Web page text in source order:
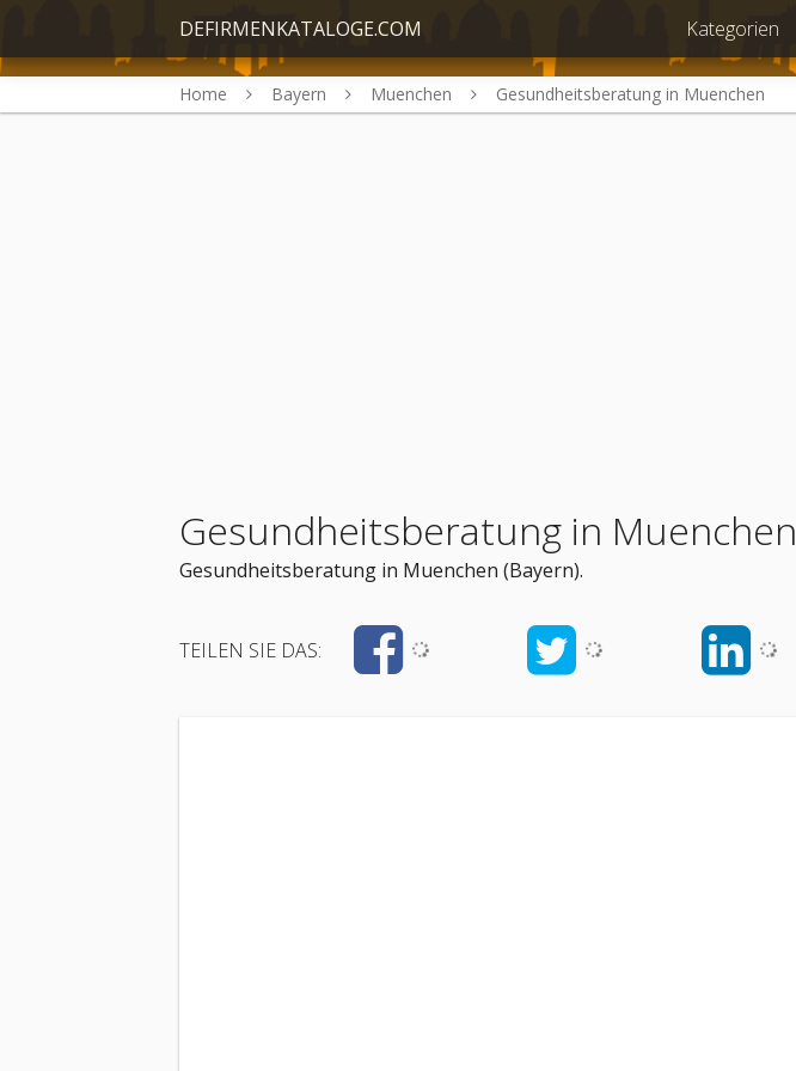
DEFIRMENKATALOGE.COM Kategorien
Home Bayern Muenchen Gesundheitsberatung in Muenchen
Gesundheitsberatung in Muenchen
Gesundheitsberatung in Muenchen (Bayern).
TEILEN SIE DAS: